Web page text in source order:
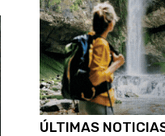
ÚLTIMAS